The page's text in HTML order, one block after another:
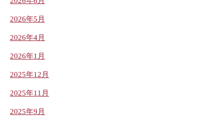
2026年5月
2026年4月
2026年1月
2025年12月
2025年11月
2025年9月